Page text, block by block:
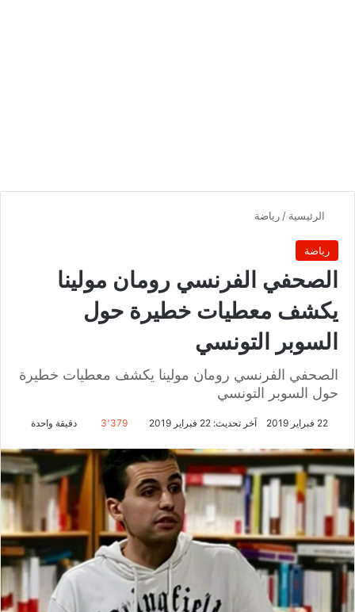
الرئيسية / رياضة
رياضة
الصحفي الفرنسي رومان مولينا
يكشف معطيات خطيرة حول
السوبر التونسي
الصحفي الفرنسي رومان مولينا يكشف معطيات خطيرة
حول السوبر التونسي
22 فبراير 2019 آخر تحديث: 22 فبراير 2019 3٬379 دقيقة واحدة